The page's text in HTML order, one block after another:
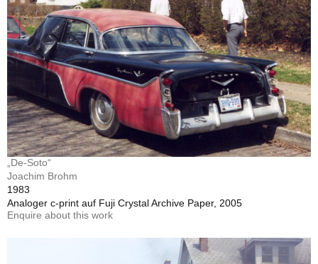
„De-Soto“
Joachim Brohm
1983
Analoger c-print auf Fuji Crystal Archive Paper, 2005
Enquire about this work